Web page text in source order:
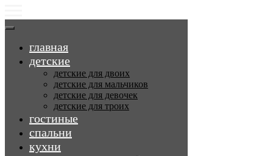
главная
детские
детские для двоих
детские для мальчиков
детские для девочек
детские для троих
гостиные
спальни
кухни